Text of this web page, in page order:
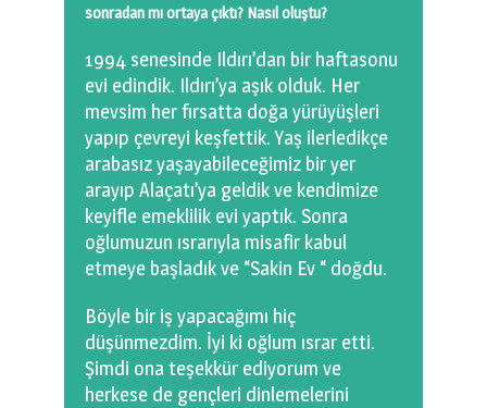
sonradan mı ortaya çıktı? Nasıl oluştu?
1994 senesinde Ildırı’dan bir haftasonu
evi edindik. Ildırı’ya aşık olduk. Her
mevsim her fırsatta doğa yürüyüşleri
yapıp çevreyi keşfettik. Yaş ilerledikçe
arabasız yaşayabileceğimiz bir yer
arayıp Alaçatı’ya geldik ve kendimize
keyifle emeklilik evi yaptık. Sonra
oğlumuzun ısrarıyla misafir kabul
etmeye başladık ve “Sakin Ev “ doğdu.
Böyle bir iş yapacağımı hiç
düşünmezdim. İyi ki oğlum ısrar etti.
Şimdi ona teşekkür ediyorum ve
herkese de gençleri dinlemelerini